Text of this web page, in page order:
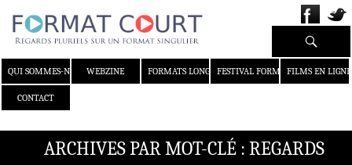
QUI SOMMES-NOUS ?WEBZINE FORMATS LONGS FESTIVAL FORMAT COURT
FILMS EN LIGNE
CONTACT
Recherche
ARCHIVES PAR MOT-CLÉ : REGARDS